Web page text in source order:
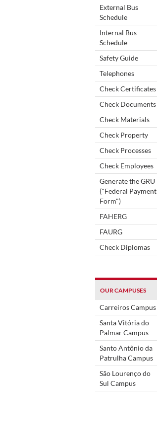
External Bus
Schedule
Internal Bus
Schedule
Safety Guide
Telephones
Check Certificates
Check Documents
Check Materials
Check Property
Check Processes
Check Employees
Generate the GRU
("Federal Payment
Form")
FAHERG
FAURG
Check Diplomas
OUR CAMPUSES
Carreiros Campus
Santa Vitória do
Palmar Campus
Santo Antônio da
Patrulha Campus
São Lourenço do
Sul Campus